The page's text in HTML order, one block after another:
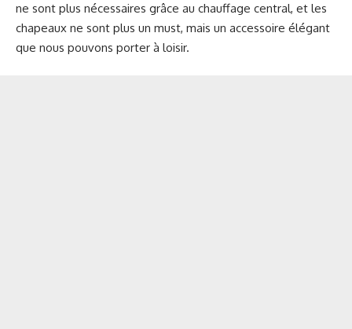
ne sont plus nécessaires grâce au chauffage central, et les
chapeaux ne sont plus un must, mais un accessoire élégant
que nous pouvons porter à loisir.